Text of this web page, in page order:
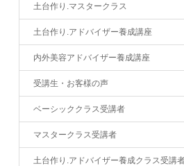
土台作り.マスタークラス
土台作り.アドバイザー養成講座
内外美容アドバイザー養成講座
受講生・お客様の声
ベーシッククラス受講者
マスタークラス受講者
土台作り.アドバイザー養成クラス受講